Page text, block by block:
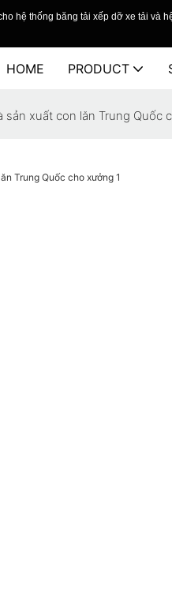
hệ thống băng tải xếp dỡ xe tải và
HOME PRODUCT
xuất con lăn Trung Quốc